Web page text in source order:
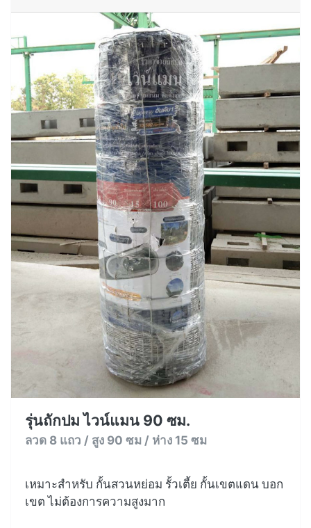
รุ่นถักปม ไวน์แมน 90 ซม.
ลวด 8 แถว / สูง 90 ซม / ห่าง 15 ซม
เหมาะสำหรับ กั้นสวนหย่อม รั้วเตี้ย กั้นเขตแดน บอก
เขต ไม่ต้องการความสูงมาก